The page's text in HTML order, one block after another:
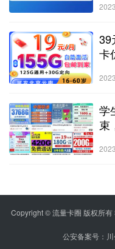
39
卡
学
束
Copyright © 流量卡圈 版权所有
公安备案号：